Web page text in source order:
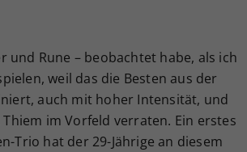
und Rune – beobachtet habe, als ich
weil das die Besten aus der
auch mit hoher Intensität, und
im Vorfeld verraten. Ein erstes
Trio hat der 29-Jährige an diesem